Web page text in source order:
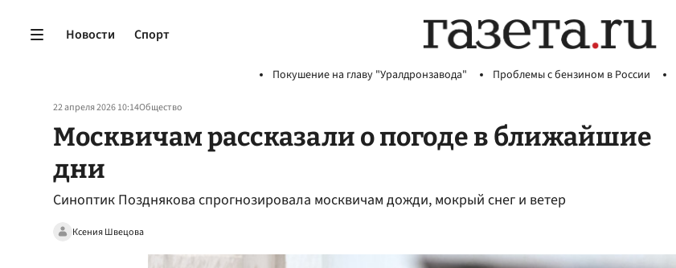
Новости Спорт
Покушение на главу "Уралдронзавода" Проблемы с бензином в России
22 апреля 2026 10:14Общество
Москвичам рассказали о погоде в ближайшие
дни
Синоптик Позднякова спрогнозировала москвичам дожди, мокрый снег и ветер
Ксения Швецова